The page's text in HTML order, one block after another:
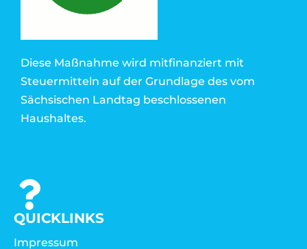
Diese Maßnahme wird mitfinanziert mit
Steuermitteln auf der Grundlage des vom
Sächsischen Landtag beschlossenen
Haushaltes.
QUICKLINKS
Impressum